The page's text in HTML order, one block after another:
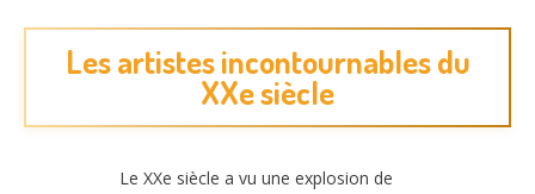
Les artistes incontournables du
XXe siècle
Le XXe siècle a vu une explosion de